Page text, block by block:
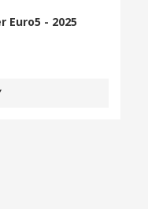
Euro5 - 2025